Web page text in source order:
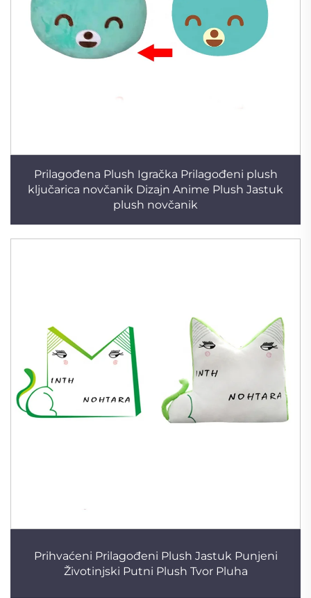
Prilagođena Plush Igračka Prilagođeni plush
ključarica novčanik Dizajn Anime Plush Jastuk
plush novčanik
Prihvaćeni Prilagođeni Plush Jastuk Punjeni
Životinjski Putni Plush Tvor Pluha